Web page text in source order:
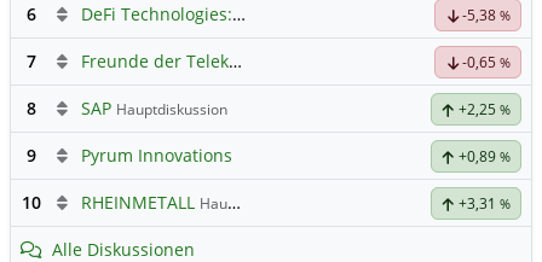
6 DeFi Technologies: Eine Perle? -5,38 %
7 Freunde der Telekom -0,65 %
8 SAP Hauptdiskussion +2,25 %
9 Pyrum Innovations +0,89 %
10 RHEINMETALL Hauptdiskussion +3,31 %
Alle Diskussionen